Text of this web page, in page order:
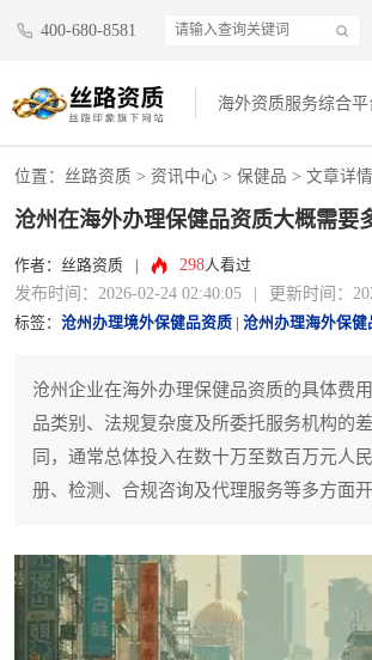
400-680-8581
海外资质服务综合平
位置： 丝路资质 > 资讯中心 > 保健品 > 文章详情
沧州在海外办理保健品资质大概需要
作者：丝路资质 298人看过
发布时间：2026-02-24 02:40:05 更新时间：
标签： 沧州办理境外保健品资质 沧州办理海外保健
沧州企业在海外办理保健品资质的具体费
品类别、法规复杂度及所委托服务机构的
同，通常总体投入在数十万至数百万元人
册、检测、合规咨询及代理服务等多方面开